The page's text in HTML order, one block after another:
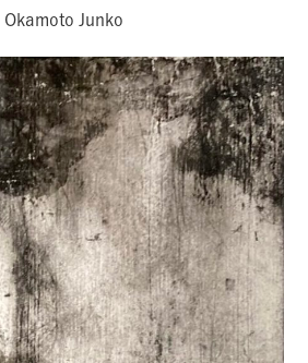
Okamoto Junko